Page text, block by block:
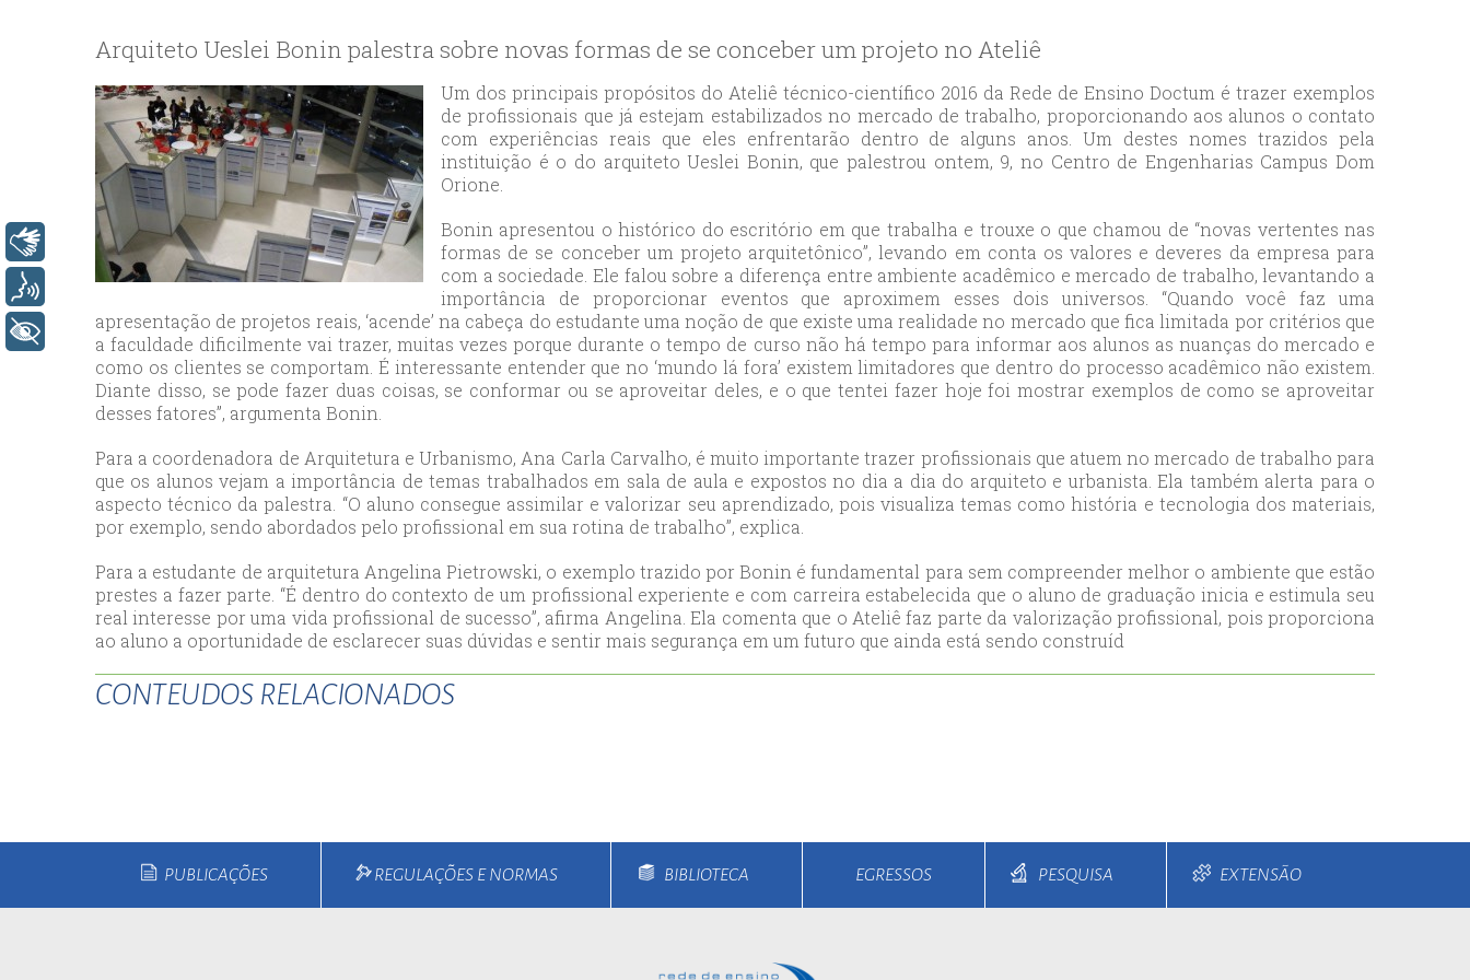
avcılar
escort
bagcılar
escort
beylikduzu
bahcesehir
escort
umraniye
escort
atasehirescort
sisli
escort
escort
istanbul
escort
escort
Arquiteto Ueslei Bonin palestra sobre novas formas de se conceber um projeto no Ateliê
Um dos principais propósitos do Ateliê técnico-científico 2016 da Rede de Ensino Doctum é trazer exemplos
de profissionais que já estejam estabilizados no mercado de trabalho, proporcionando aos alunos o contato
com experiências reais que eles enfrentarão dentro de alguns anos. Um destes nomes trazidos pela
instituição é o do arquiteto Ueslei Bonin, que palestrou ontem, 9, no Centro de Engenharias Campus Dom
Orione.
Bonin apresentou o histórico do escritório em que trabalha e trouxe o que chamou de “novas vertentes nas
formas de se conceber um projeto arquitetônico”, levando em conta os valores e deveres da empresa para
com a sociedade. Ele falou sobre a diferença entre ambiente acadêmico e mercado de trabalho, levantando a
importância de proporcionar eventos que aproximem esses dois universos. “Quando você faz uma
apresentação de projetos reais, ‘acende’ na cabeça do estudante uma noção de que existe uma realidade no mercado que fica limitada por critérios que
a faculdade dificilmente vai trazer, muitas vezes porque durante o tempo de curso não há tempo para informar aos alunos as nuanças do mercado e
como os clientes se comportam. É interessante entender que no ‘mundo lá fora’ existem limitadores que dentro do processo acadêmico não existem.
Diante disso, se pode fazer duas coisas, se conformar ou se aproveitar deles, e o que tentei fazer hoje foi mostrar exemplos de como se aproveitar
desses fatores”, argumenta Bonin.
Para a coordenadora de Arquitetura e Urbanismo, Ana Carla Carvalho, é muito importante trazer profissionais que atuem no mercado de trabalho para
que os alunos vejam a importância de temas trabalhados em sala de aula e expostos no dia a dia do arquiteto e urbanista. Ela também alerta para o
aspecto técnico da palestra. “O aluno consegue assimilar e valorizar seu aprendizado, pois visualiza temas como história e tecnologia dos materiais,
por exemplo, sendo abordados pelo profissional em sua rotina de trabalho”, explica.
Para a estudante de arquitetura Angelina Pietrowski, o exemplo trazido por Bonin é fundamental para sem compreender melhor o ambiente que estão
prestes a fazer parte. “É dentro do contexto de um profissional experiente e com carreira estabelecida que o aluno de graduação inicia e estimula seu
real interesse por uma vida profissional de sucesso”, afirma Angelina. Ela comenta que o Ateliê faz parte da valorização profissional, pois proporciona
ao aluno a oportunidade de esclarecer suas dúvidas e sentir mais segurança em um futuro que ainda está sendo construíd
CONTEUDOS RELACIONADOS
PUBLICAÇÕES REGULAÇÕES E NORMAS BIBLIOTECA EGRESSOS PESQUISA EXTENSÃO
Libras
+ Acessibilidade